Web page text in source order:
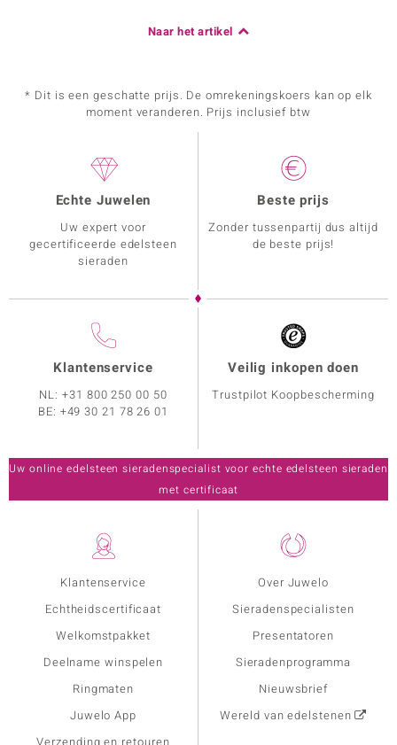
Naar het artikel
* Dit is een geschatte prijs. De omrekeningskoers kan op elk
moment veranderen. Prijs inclusief btw
Klantenservice
Echtheidscertificaat
Welkomstpakket
Deelname winspelen
Ringmaten
Juwelo App
Over Juwelo
Sieradenspecialisten
Presentatoren
Sieradenprogramma
Nieuwsbrief
Wereld van edelstenen
Echte Juwelen
Uw expert voor
gecertificeerde edelsteen
sieraden
Beste prijs
Zonder tussenpartij dus altijd
de beste prijs!
Klantenservice
NL:+31 800 250 00 50
BE: +49 30 21 78 26 01
Veilig inkopen doen
Trustpilot Koopbescherming
Uw online edelsteen sieradenspecialist voor echte edelsteen sieraden
met certificaat